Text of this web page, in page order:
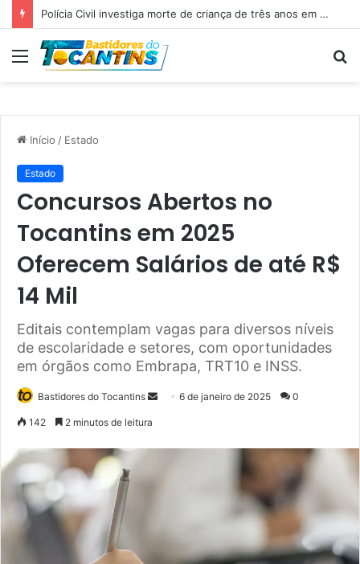
Professora Dorinha lidera disputa pelo Governo do Tocantins com 37,4% das intenções de voto, aponta pesquisa
Menu
Início / Estado
Estado
Concursos Abertos no
Tocantins em 2025
Oferecem Salários de até R$
14 Mil
Editais contemplam vagas para diversos níveis
de escolaridade e setores, com oportunidades
em órgãos como Embrapa, TRT10 e INSS.
Bastidores do Tocantins 6 de janeiro de 2025 0
142 2 minutos de leitura